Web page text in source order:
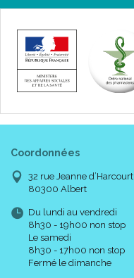
Coordonnées
32 rue Jeanne d’Harcourt
80300 Albert
Du lundi au vendredi
8h30 - 19h00 non stop
Le samedi
8h30 - 17h00 non stop
Fermé le dimanche